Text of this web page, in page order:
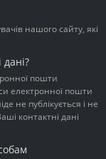
нашого сайту, які
пошти
електронної пошти
не публікується і не
контактні дані